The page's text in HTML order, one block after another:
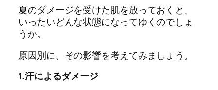
夏のダメージを受けた肌を放っておくと、
いったいどんな状態になってゆくのでしょ
うか。
原因別に、その影響を考えてみましょう。
1.汗によるダメージ